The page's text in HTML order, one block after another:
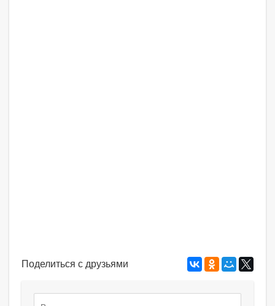
Поделиться с друзьями